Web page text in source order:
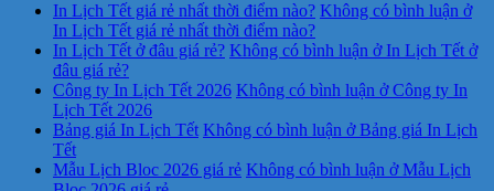
In Lịch Tết giá rẻ nhất thời điểm nào? Không có bình luận ở
In Lịch Tết giá rẻ nhất thời điểm nào?
In Lịch Tết ở đâu giá rẻ? Không có bình luận ở In Lịch Tết ở
đâu giá rẻ?
Công ty In Lịch Tết 2026 Không có bình luận ở Công ty In
Lịch Tết 2026
Bảng giá In Lịch Tết Không có bình luận ở Bảng giá In Lịch
Tết
Mẫu Lịch Bloc 2026 giá rẻ Không có bình luận ở Mẫu Lịch